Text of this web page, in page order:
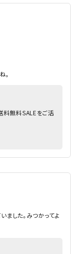
。
料無料SALEをご活
した。みつかってよ